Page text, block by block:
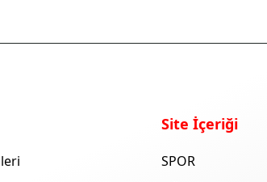
Site İçeriği
SPOR